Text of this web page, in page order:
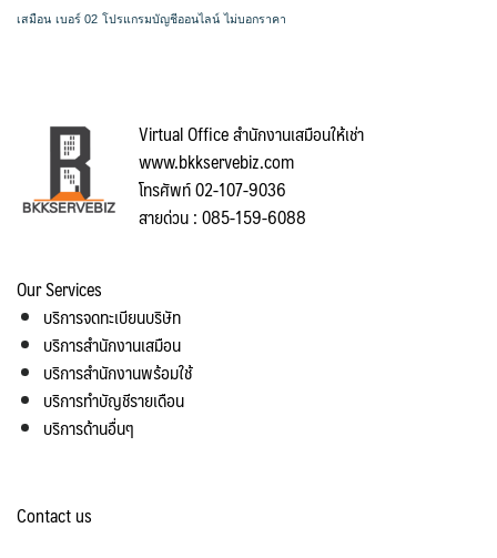
เสมือน เบอร์ 02 โปรแกรมบัญชีออนไลน์ ไม่บอกราคา
Virtual Office สำนักงานเสมือนให้เช่า
www.bkkservebiz.com
โทรศัพท์ 02-107-9036
สายด่วน : 085-159-6088
Our Services
บริการจดทะเบียนบริษัท
บริการสำนักงานเสมือน
บริการสำนักงานพร้อมใช้
บริการทำบัญชีรายเดือน
บริการด้านอื่นๆ
Contact us